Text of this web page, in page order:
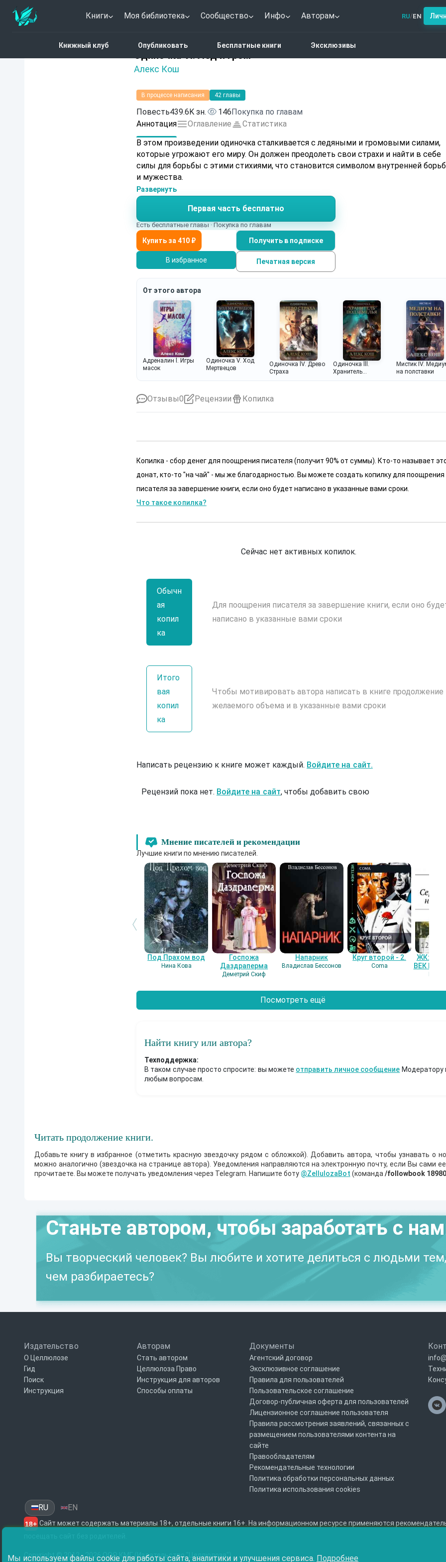
Книги Моя библиотека Сообщество Инфо Авторам RU/EN
Книжный клуб Опубликовать Бесплатные книги Эксклюзивы
Одиночка VI. Лёд и Гром
Алекс Кош
Нет оценок
В процессе написания 42 главы
Повесть439.6K зн. 146Покупка по главам
Аннотация
Оглавление
Статистика
В этом произведении одиночка сталкивается с ледяными и громовыми силами,
которые угрожают его миру. Он должен преодолеть свои страхи и найти в себе
силы для борьбы с этими стихиями, что становится символом внутренней
и мужества.
Развернуть
Первая часть бесплатно
Есть бесплатные главы · Покупка по главам
Получить в подписке
В избранное Печатная версия
От этого автора
Адреналин l. Игры
масок
Одиночка V. Ход
Мертвецов
Одиночка lV. Древо
Страха
Одиночка lll.
Хранитель
Мистик IV.
на полставки
Отзывы0 Рецензии Копилка
Копилка - сбор денег для поощрения писателя (получит 90% от суммы). Кто-то называет
донат, кто-то "на чай" - мы же благодарностью. Вы можете создать копилку для поощрения
писателя за завершение книги, если оно будет написано в указанные вами сроки.
Что такое копилка?
Сейчас нет активных копилок.
Обычн
ая
копил
ка
Для поощрения писателя за завершение книги, если оно
написано в указанные вами сроки
Итого
вая
копил
ка
Чтобы мотивировать автора написать в книге продолжение
желаемого объема и в указанные вами сроки
Написать рецензию к книге может каждый. Войдите на сайт.
Рецензий пока нет. Войдите на сайт, чтобы добавить свою
Мнение писателей и рекомендации
Лучшие книги по мнению писателей.
Под Прахом вод
Нина Кова
Госпожа
Даздраперма
Деметрий Скиф
Напарник
Владислав Бессонов
Круг второй - 2.
Coma
ЖК:
ВЕК
Посмотреть ещё
Найти книгу или автора?
Техподдержка:
В таком случае просто спросите: вы можете отправить личное сообщение Модератору
любым вопросам.
Читать продолжение книги.
Добавьте книгу в избранное (отметить красную звездочку рядом с обложкой). Добавить автора, чтобы узнавать о
можно аналогично (звездочка на странице автора). Уведомления направляются на электронную почту, если Вы сами
прочитаете. Вы можете получать уведомления через Telegram. Напишите боту @ZellulozaBot (команда/followbook 18980
Станьте автором, чтобы заработать с
Вы творческий человек? Вы любите и хотите делиться с людьми
чем разбираетесь?
Издательство
О Целлюлозе
Гид
Поиск
Инструкция
Авторам
Стать автором
Целлюлоза Право
Инструкция для авторов
Способы оплаты
Документы
Агентский договор
Эксклюзивное соглашение
Правила для пользователей
Пользовательское соглашение
Договор-публичная оферта для пользователей
Лицензионное соглашение пользователя
Правила рассмотрения заявлений, связанных с
размещением пользователями контента на
сайте
Правообладателям
Рекомендательные технологии
Политика обработки персональных данных
Политика использования cookies
RU EN
18+ Сайт может содержать материалы 18+, отдельные книги 16+. На информационном ресурсе применяются
Copyright © 2012 - 2026 ООО КМГ (Издательство "Целлюлоза")
Мы используем файлы cookie для работы сайта, аналитики и улучшения сервиса. Подробнее